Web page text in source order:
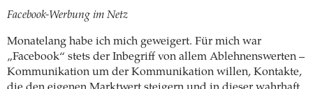
Facebook-Werbung im Netz
Monatelang habe ich mich geweigert. Für mich war
„Facebook“ stets der Inbegriff von allem Ablehnenswerten –
Kommunikation um der Kommunikation willen, Kontakte,